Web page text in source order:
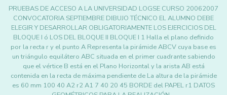
PRUEBAS DE ACCESO A LA UNIVERSIDAD LOGSE CURSO 20062007
CONVOCATORIA SEPTIEMBRE DIBUJO TÉCNICO EL ALUMNO DEBE
ELEGIR Y DESARROLLAR OBLIGATORIAMENTE LOS EJERCICIOS DEL
BLOQUE I ó LOS DEL BLOQUE II BLOQUE I 1 Halla el plano definido
por la recta r y el punto A Representa la pirámide ABCV cuya base es
un triángulo equilátero ABC situada en el primer cuadrante sabiendo
que el vértice B está en el Plano Horizontal y la arista AB está
contenida en la recta de máxima pendiente de La altura de la pirámide
es 60 mm 100 40 A2 r2 A1 7 40 20 45 BORDE del PAPEL r1 DATOS